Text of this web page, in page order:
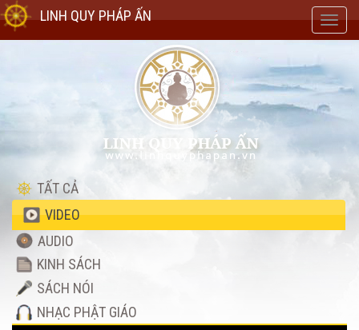
LINH QUY PHÁP ẤN
TẤT CẢ
VIDEO
AUDIO
KINH SÁCH
SÁCH NÓI
NHẠC PHẬT GIÁO